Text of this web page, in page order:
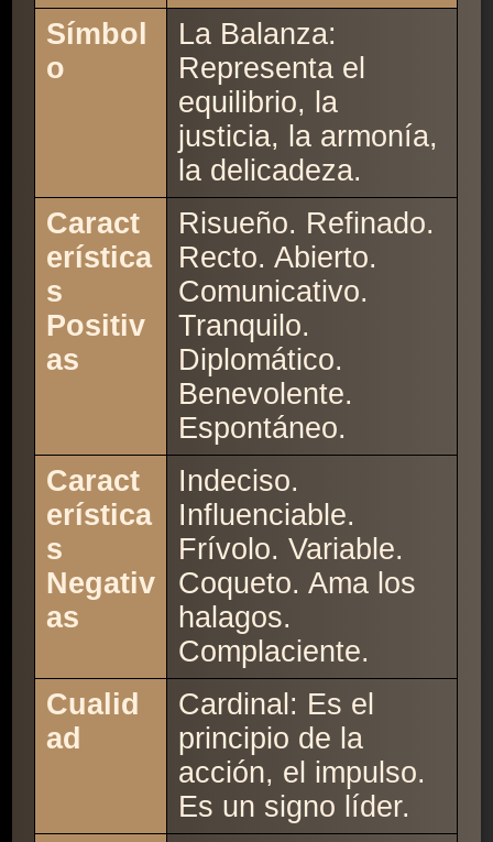
Símbol
o
La Balanza:
Representa el
equilibrio, la
justicia, la armonía,
la delicadeza.
Caract
erística
s
Positiv
as
Risueño. Refinado.
Recto. Abierto.
Comunicativo.
Tranquilo.
Diplomático.
Benevolente.
Espontáneo.
Caract
erística
s
Negativ
as
Indeciso.
Influenciable.
Frívolo. Variable.
Coqueto. Ama los
halagos.
Complaciente.
Cualid
ad
Cardinal: Es el
principio de la
acción, el impulso.
Es un signo líder.